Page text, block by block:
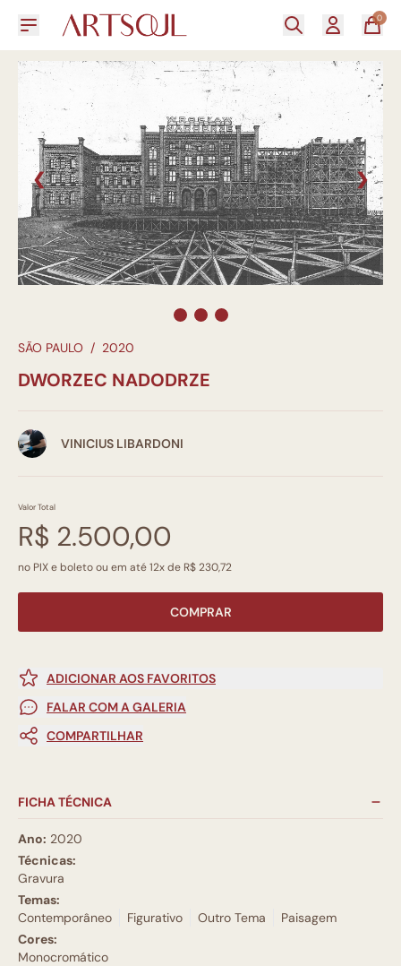
0
❮ ❯
SÃO PAULO / 2020
DWORZEC NADODRZE
VINICIUS LIBARDONI
Valor Total
R$ 2.500,00
no PIX e boleto ou em até 12x de R$ 230,72
COMPRAR
ADICIONAR AOS FAVORITOS
FALAR COM A GALERIA
COMPARTILHAR
FICHA TÉCNICA
Ano: 2020
Técnicas:
Gravura
Temas:
Contemporâneo
Figurativo Outro Tema
Paisagem
Cores:
Monocromático